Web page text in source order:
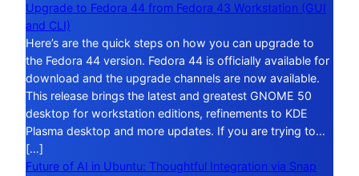
Upgrade to Fedora 44 from Fedora 43 Workstation (GUI
and CLI)
Here’s are the quick steps on how you can upgrade to
the Fedora 44 version. Fedora 44 is officially available for
download and the upgrade channels are now available.
This release brings the latest and greatest GNOME 50
desktop for workstation editions, refinements to KDE
Plasma desktop and more updates. If you are trying to…
[…]
Future of AI in Ubuntu: Thoughtful Integration via Snap